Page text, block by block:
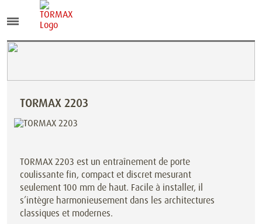
TORMAX 2203
TORMAX 2203 est un entraînement de porte
coulissante fin, compact et discret mesurant
seulement 100 mm de haut. Facile à installer, il
s’intègre harmonieusement dans les architectures
classiques et modernes.